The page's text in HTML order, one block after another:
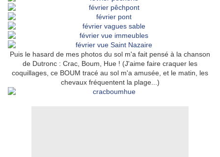
Puis le hasard de mes photos du sol m'a fait pensé à la chanson
de Dutronc : Crac, Boum, Hue ! (J'aime faire craquer les
coquillages, ce BOUM tracé au sol m'a amusée, et le matin, les
chevaux fréquentent la plage...)